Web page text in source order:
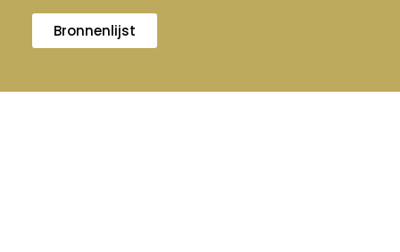
Bronnenlijst